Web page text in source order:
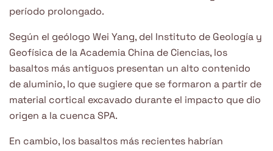
período prolongado.
Según el geólogo Wei Yang, del Instituto de Geología y
Geofísica de la Academia China de Ciencias, los
basaltos más antiguos presentan un alto contenido
de aluminio, lo que sugiere que se formaron a partir de
material cortical excavado durante el impacto que dio
origen a la cuenca SPA.
En cambio, los basaltos más recientes habrían